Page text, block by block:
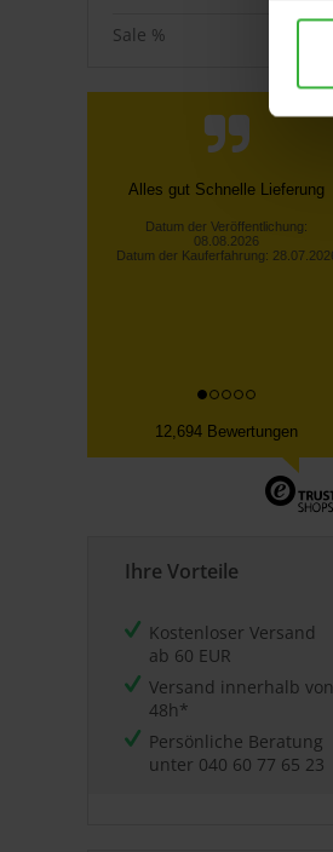
Sale %
Telefonische Info, dass nicht die
war! Unverzügliche
Rückerstattu...
12,694 Bewertungen
Ihre Vorteile
Kostenloser Versand
ab 60 EUR
Versand innerhalb von
48h*
Persönliche Beratung
unter 040 60 77 65 23